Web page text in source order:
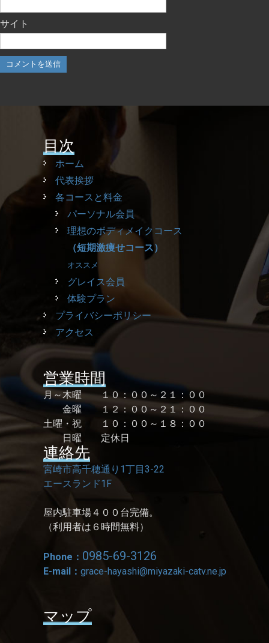
サイト
目次
ホーム
代表挨拶
各コースと料金
パーソナル会員
理想のボディメイクコース
（短期激痩せコース）
オススメ
グレイス会員
体験プラン
プライバシーポリシー
アクセス
営業時間
月～木曜 １０：００～２１：００
金曜 １２：００～２１：００
土曜・祝 １０：００～１８：００
日曜 定休日
連絡先
宮崎市高千穂通り1丁目3-22
エースランド1F
屋内駐車場４００台完備。
（利用者は６時間無料）
Phone： 0985-69-3126
E-mail： grace-hayashi@miyazaki-catv.ne.jp
マップ